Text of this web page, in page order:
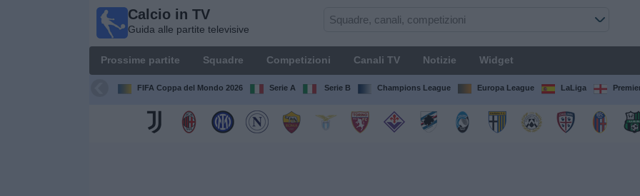
Calcio in TV
Guida alle partite televisive
Prossime partite Squadre Competizioni Canali TV Notizie Widget
FIFA Coppa del Mondo 2026 Serie A Serie B Champions League Europa League LaLiga